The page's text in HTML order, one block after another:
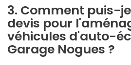
3. Comment puis-
devis pour
véhicules d'auto-
Garage Nogues ?